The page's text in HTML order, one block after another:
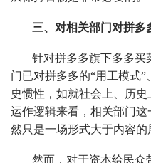
三、对相关部门对拼多
针对拼多多旗下多多买
门已对拼多多的“用工模式
史惯性，如就社会上、历
运作逻辑来看，相关部门
然只是一场形式大于内容的
然而，对于资本给民众